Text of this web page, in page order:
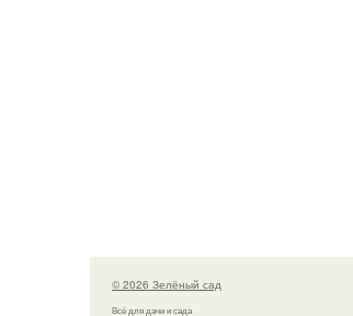
© 2026 Зелёный сад
Всё для дачи и сада